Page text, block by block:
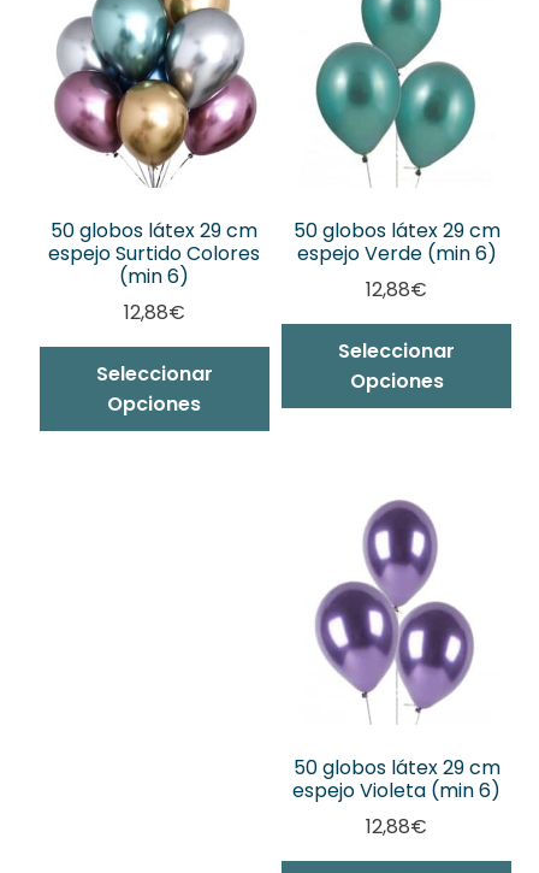
50 globos látex 29 cm
espejo Surtido Colores
(min 6)
12,88€
Seleccionar
Opciones
50 globos látex 29 cm
espejo Verde (min 6)
12,88€
Seleccionar
Opciones
50 globos látex 29 cm
espejo Violeta (min 6)
12,88€